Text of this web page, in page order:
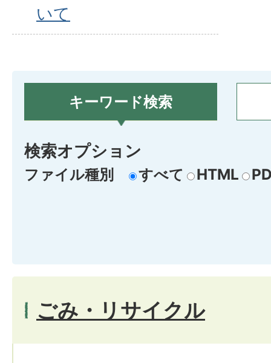
いて
キーワード検索
検索オプション
ファイル種別 すべて HTML
ごみ・リサイクル